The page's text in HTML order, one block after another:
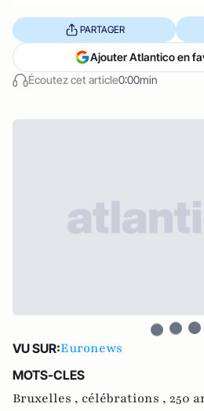
Écoutez cet article0:00min
PARTAGER
Ajouter Atlantico en
VU SUR:Euronews
MOTS-CLES
Bruxelles , célébrations , 250